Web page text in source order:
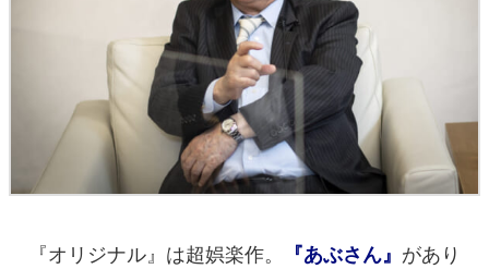
『オリジナル』は超娯楽作。 『あぶさん』 があり